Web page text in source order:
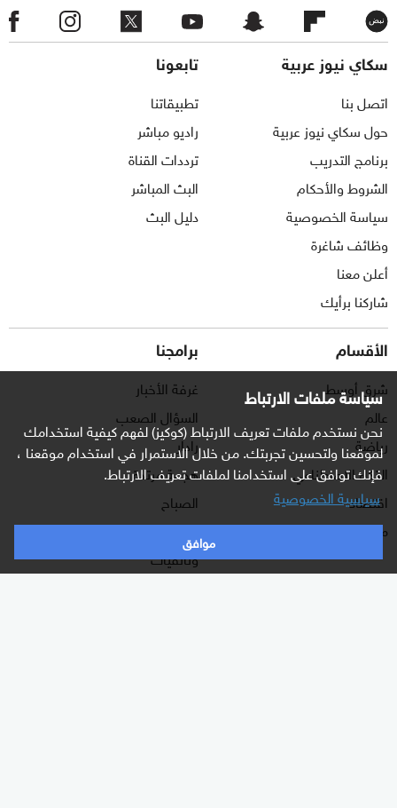
سياسة ملفات الارتباط
نحن نستخدم ملفات تعريف الارتباط (كوكيز) لفهم كيفية استخدامك
لموقعنا ولتحسين تجربتك. من خلال الاستمرار في استخدام موقعنا ،
فإنك توافق على استخدامنا لملفات تعريف الارتباط.
سياسية الخصوصية
موافق
سكاي نيوز عربية
اتصل بنا
حول سكاي نيوز عربية
برنامج التدريب
الشروط والأحكام
سياسة الخصوصية
وظائف شاغرة
أعلن معنا
شاركنا برأيك
تابعونا
تطبيقاتنا
راديو مباشر
ترددات القناة
البث المباشر
دليل البث
الأقسام
شرق أوسط
عالم
رياضة
الذكاء الاصطناعي
اقتصاد
منوعات
برامجنا
غرفة الأخبار
السؤال الصعب
رادار
هجمة مرتدة
الصباح
كلينيك
وثائقيات